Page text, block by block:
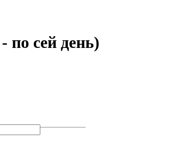
по сей день)